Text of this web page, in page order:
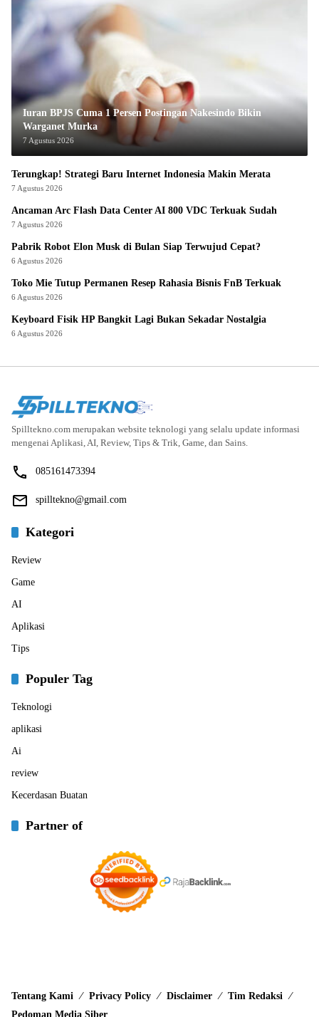
Iuran BPJS Cuma 1 Persen Postingan Nakesindo Bikin
Warganet Murka
7 Agustus 2026
Terungkap! Strategi Baru Internet Indonesia Makin Merata
7 Agustus 2026
Ancaman Arc Flash Data Center AI 800 VDC Terkuak Sudah
7 Agustus 2026
Pabrik Robot Elon Musk di Bulan Siap Terwujud Cepat?
6 Agustus 2026
Toko Mie Tutup Permanen Resep Rahasia Bisnis FnB Terkuak
6 Agustus 2026
Keyboard Fisik HP Bangkit Lagi Bukan Sekadar Nostalgia
6 Agustus 2026
Spilltekno.com merupakan website teknologi yang selalu update informasi
mengenai Aplikasi, AI, Review, Tips & Trik, Game, dan Sains.
085161473394
spilltekno@gmail.com
Kategori
Review
Game
AI
Aplikasi
Tips
Populer Tag
Teknologi
aplikasi
Ai
review
Kecerdasan Buatan
Partner of
Tentang Kami Privacy Policy Disclaimer
Tim Redaksi
Pedoman Media Siber